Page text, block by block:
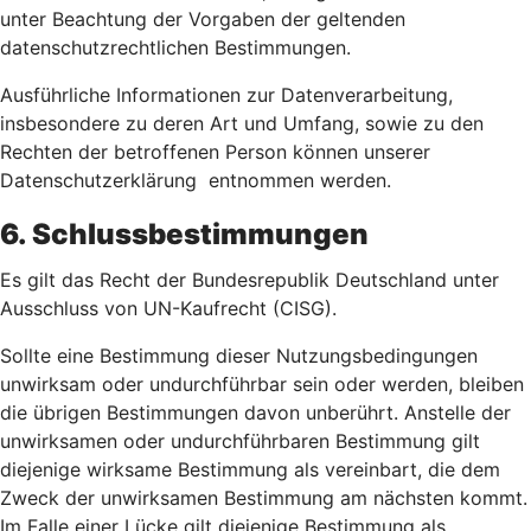
unter Beachtung der Vorgaben der geltenden
datenschutzrechtlichen Bestimmungen.
Ausführliche Informationen zur Datenverarbeitung,
insbesondere zu deren Art und Umfang, sowie zu den
Rechten der betroffenen Person können unserer
Datenschutzerklärung entnommen werden.
6. Schlussbestimmungen
Es gilt das Recht der Bundesrepublik Deutschland unter
Ausschluss von UN-Kaufrecht (CISG).
Sollte eine Bestimmung dieser Nutzungsbedingungen
unwirksam oder undurchführbar sein oder werden, bleiben
die übrigen Bestimmungen davon unberührt. Anstelle der
unwirksamen oder undurchführbaren Bestimmung gilt
diejenige wirksame Bestimmung als vereinbart, die dem
Zweck der unwirksamen Bestimmung am nächsten kommt.
Im Falle einer Lücke gilt diejenige Bestimmung als